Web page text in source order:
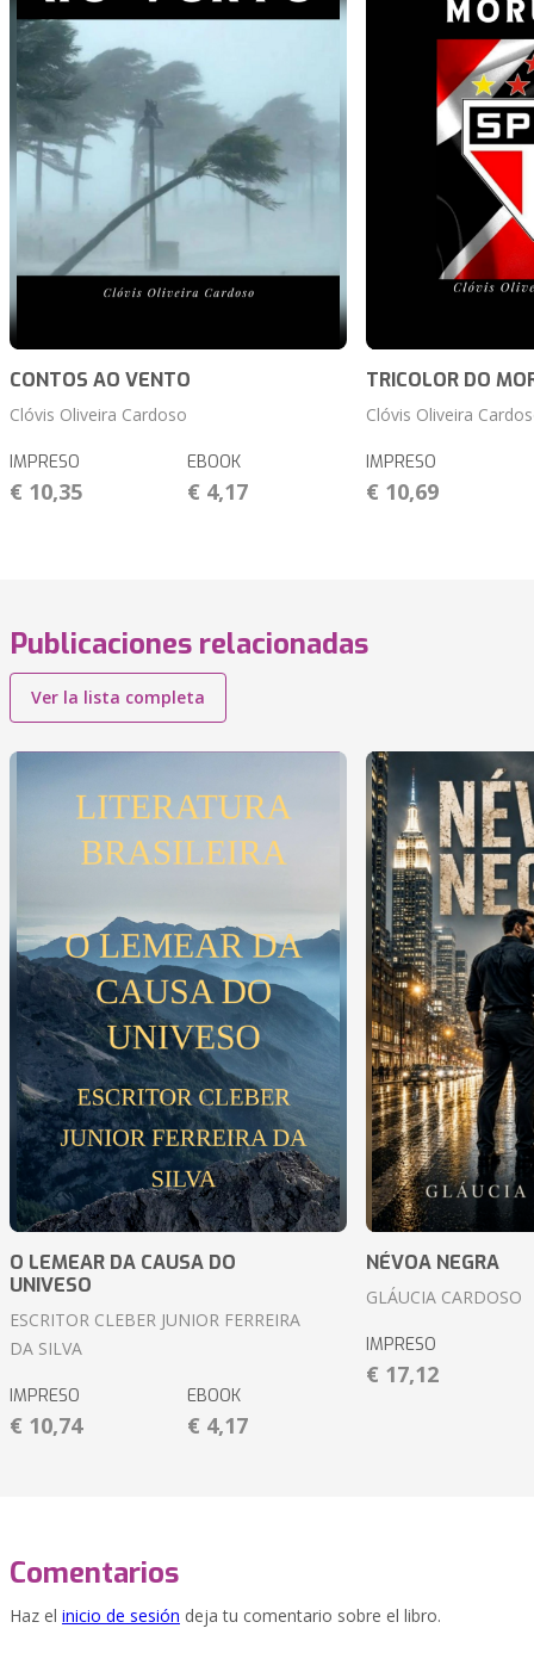
CONTOS AO VENTO
Clóvis Oliveira Cardoso
IMPRESO
€ 10,35
EBOOK
€ 4,17
TRICOLOR DO
Clóvis Oliveira
IMPRESO
€ 10,69
Publicaciones relacionadas
Ver la lista completa
O LEMEAR DA CAUSA DO
UNIVESO
ESCRITOR CLEBER JUNIOR FERREIRA
DA SILVA
IMPRESO
€ 10,74
EBOOK
€ 4,17
NÉVOA NEGRA
GLÁUCIA CARDOSO
IMPRESO
€ 17,12
Comentarios
Haz el inicio de sesión deja tu comentario sobre el libro.